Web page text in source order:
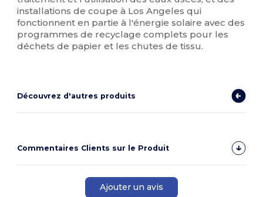
installations de coupe à Los Angeles qui
fonctionnent en partie à l'énergie solaire avec des
programmes de recyclage complets pour les
déchets de papier et les chutes de tissu.
Découvrez d'autres produits
Commentaires Clients sur le Produit
Ajouter un avis